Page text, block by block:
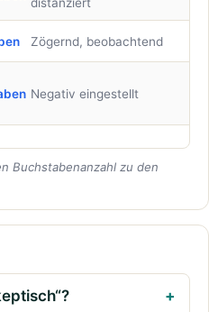
Zögernd, beobachtend
Negativ eingestellt
Buchstabenanzahl zu den